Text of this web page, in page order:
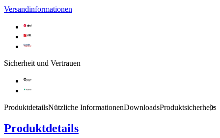
Versandinformationen
Sicherheit und Vertrauen
Produktdetails
Produktdetails
Nützliche InformationenDownloads